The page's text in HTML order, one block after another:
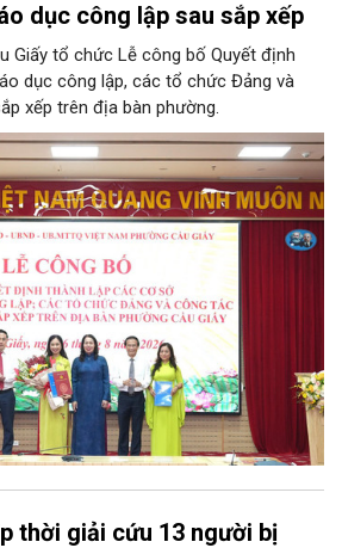
dục công lập sau sắp xếp
Giấy tổ chức Lễ công bố Quyết định
dục công lập, các tổ chức Đảng và
xếp trên địa bàn phường.
thời giải cứu 13 người bị